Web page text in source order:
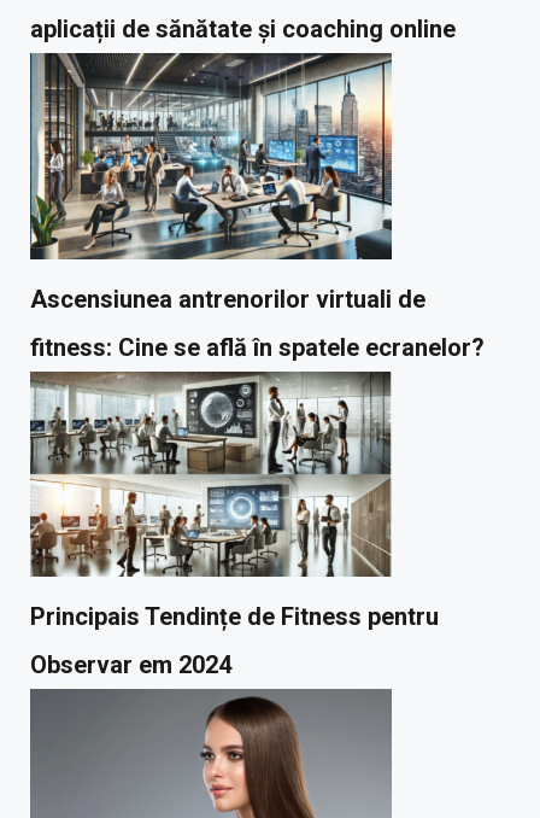
aplicații de sănătate și coaching online
Ascensiunea antrenorilor virtuali de
fitness: Cine se află în spatele ecranelor?
Principais Tendințe de Fitness pentru
Observar em 2024